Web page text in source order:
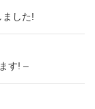
した!
す! –